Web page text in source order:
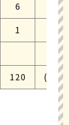
6
(2)
1
120 (50)